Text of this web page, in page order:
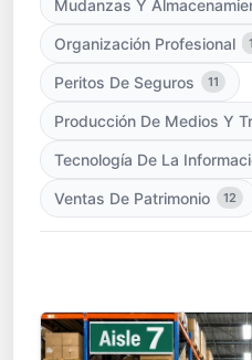
Mudanzas Y
Organización Profesional 1
Peritos De Seguros 11
Producción De Medios Y
Tecnología De La
Ventas De Patrimonio 12